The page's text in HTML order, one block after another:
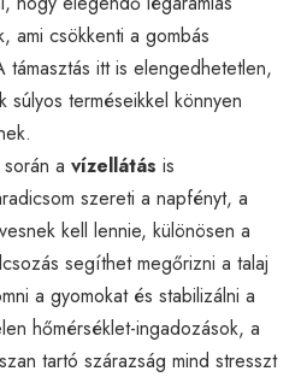
ami csökkenti a gombás
itt is elengedhetetlen,
súlyos terméseikkel könnyen
a vízellátás is
szereti a napfényt, a
kell lennie, különösen a
segíthet megőrizni a talaj
a gyomokat és stabilizálni a
hőmérséklet-ingadozások, a
tartó szárazság mind stresszt